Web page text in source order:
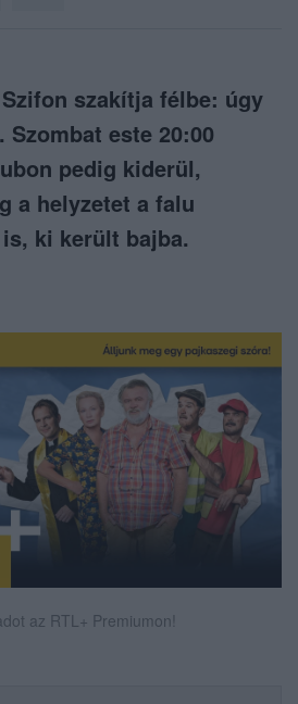
szakítja félbe: úgy
este 20:00
pedig kiderül,
a helyzetet a falu
ki került bajba.
az RTL+ Premiumon!